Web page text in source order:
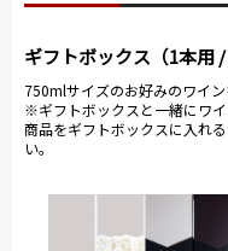
ギフトボックス（1本用 /
750mlサイズのお好みのワイン
※ギフトボックスと一緒にワ
商品をギフトボックスに入れ
い。